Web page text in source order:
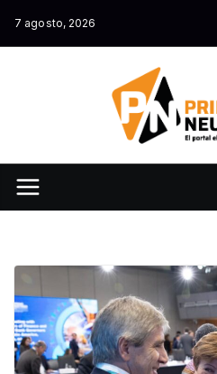
7 agosto, 2026